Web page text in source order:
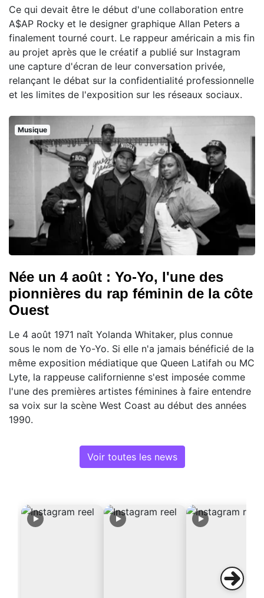
Ce qui devait être le début d'une collaboration entre
A$AP Rocky et le designer graphique Allan Peters a
finalement tourné court. Le rappeur américain a mis fin
au projet après que le créatif a publié sur Instagram
une capture d'écran de leur conversation privée,
relançant le débat sur la confidentialité professionnelle
et les limites de l'exposition sur les réseaux sociaux.
Musique
Née un 4 août : Yo-Yo, l'une des
pionnières du rap féminin de la côte
Ouest
Le 4 août 1971 naît Yolanda Whitaker, plus connue
sous le nom de Yo-Yo. Si elle n'a jamais bénéficié de la
même exposition médiatique que Queen Latifah ou MC
Lyte, la rappeuse californienne s'est imposée comme
l'une des premières artistes féminines à faire entendre
sa voix sur la scène West Coast au début des années
1990.
Voir toutes les news